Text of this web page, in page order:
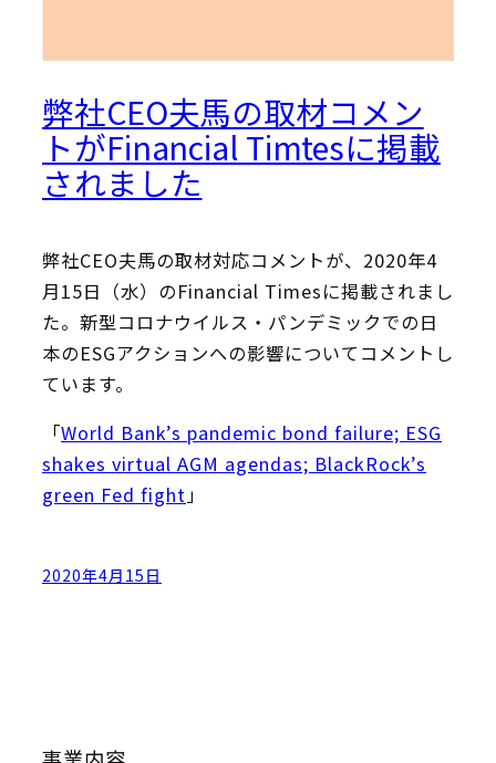
弊社CEO夫馬の取材コメン
トがFinancial Timtesに掲載
されました
弊社CEO夫馬の取材対応コメントが、2020年4
月15日（水）のFinancial Timesに掲載されまし
た。新型コロナウイルス・パンデミックでの日
本のESGアクションへの影響についてコメントし
ています。
「World Bank’s pandemic bond failure; ESG
shakes virtual AGM agendas; BlackRock’s
green Fed fight」
2020年4月15日